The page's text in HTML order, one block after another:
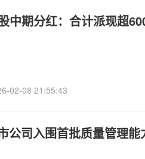
中期分红：合计派现超
02-08 21:55:43
公司入围首批质量管理